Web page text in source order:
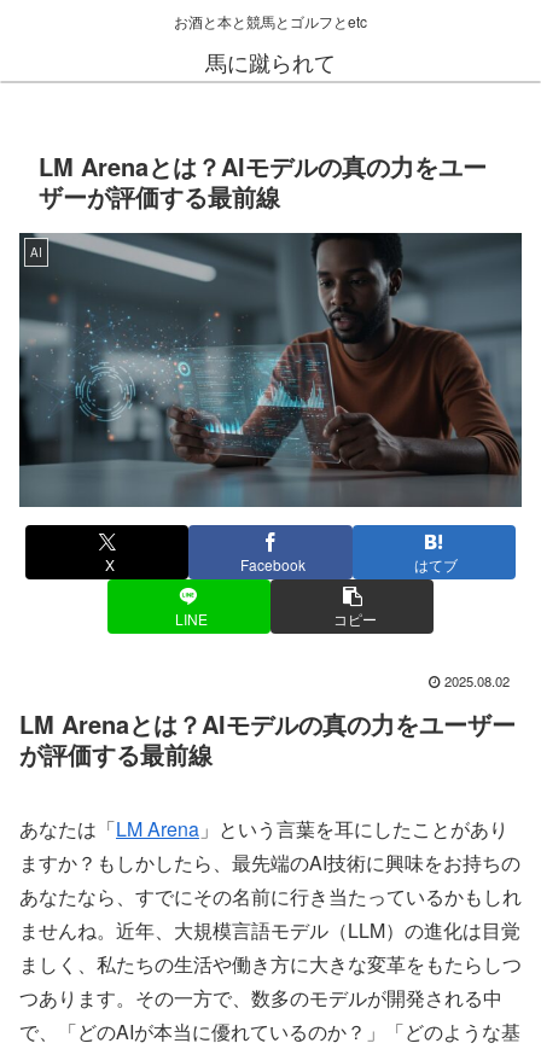
お酒と本と競馬とゴルフとetc
馬に蹴られて
LM Arenaとは？AIモデルの真の力をユー
ザーが評価する最前線
AI
X Facebook はてブ
LINE コピー
2025.08.02
LM Arenaとは？AIモデルの真の力をユーザー
が評価する最前線
あなたは「LM Arena 」という言葉を耳にしたことがあり
ますか？もしかしたら、最先端のAI技術に興味をお持ちの
あなたなら、すでにその名前に行き当たっているかもしれ
ませんね。近年、大規模言語モデル（LLM）の進化は目覚
ましく、私たちの生活や働き方に大きな変革をもたらしつ
つあります。その一方で、数多のモデルが開発される中
で、「どのAIが本当に優れているのか？」「どのような基